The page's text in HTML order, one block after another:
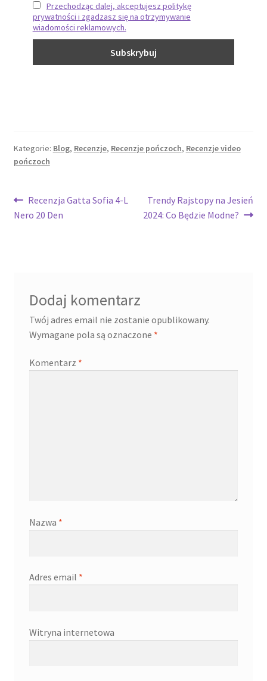
Przechodząc dalej, akceptujesz politykę
prywatności i zgadzasz się na otrzymywanie
wiadomości reklamowych.
Kategorie: Blog, Recenzje, Recenzje pończoch, Recenzje video
pończoch
Recenzja Gatta Sofia 4-L
Nero 20 Den
Trendy Rajstopy na Jesień
2024: Co Będzie Modne?
Dodaj komentarz
Twój adres email nie zostanie opublikowany.
Wymagane pola są oznaczone *
Komentarz *
Nazwa *
Adres email *
Witryna internetowa